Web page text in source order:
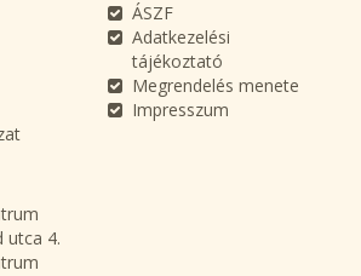
ÁSZF
Adatkezelési
tájékoztató
Megrendelés menete
Impresszum
utca 4.